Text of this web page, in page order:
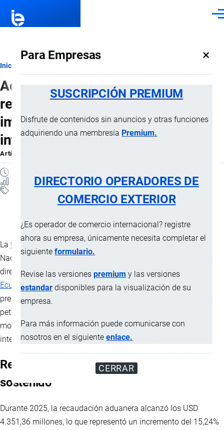
Para Empresas ×
SUSCRIPCIÓN PREMIUM
Disfrute de contenidos sin anuncios y otras funciones
adquiriendo una membresía Premium.
DIRECTORIO OPERADORES DE
COMERCIO EXTERIOR
¿Es operador de comercio internacional? registre
ahora su empresa, únicamente necesita completar el
siguienteformulario.
Revise las versionespremium y las versiones
estandar disponibles para la visualización de su
empresa.
Para más información puede comunicarse con
nosotros en el siguienteenlace.
CERRAR
Ruta
de
navegación
Inicio
Aduana del Ecuador alcanzó
resultados históricos en 2025
impulsada por tecnología e
inteligencia artificial
Artículo
31 VISTAS
Organismos de Comercio Internacional
La transformación tecnológica implementada por el Gobierno
Nacional en los controles aduaneros ha generado un impacto
directo en los resultados delServicio Nacional de Aduana del
Ecuador(SENAE). El cierre del año 2025 marcó cifras sin
precedentes en recaudación, crecimiento de importaciones no
petroleras y aprehensiones, consolidando una nueva etapa de
modernización institucional basada en análisis de datos,
inteligencia artificial y fortalecimiento normativo.
Recaudación aduanera con crecimiento
sostenido
Durante 2025, la recaudación aduanera alcanzó los USD
4.351,36 millones, lo que representó un incremento del 15,24%